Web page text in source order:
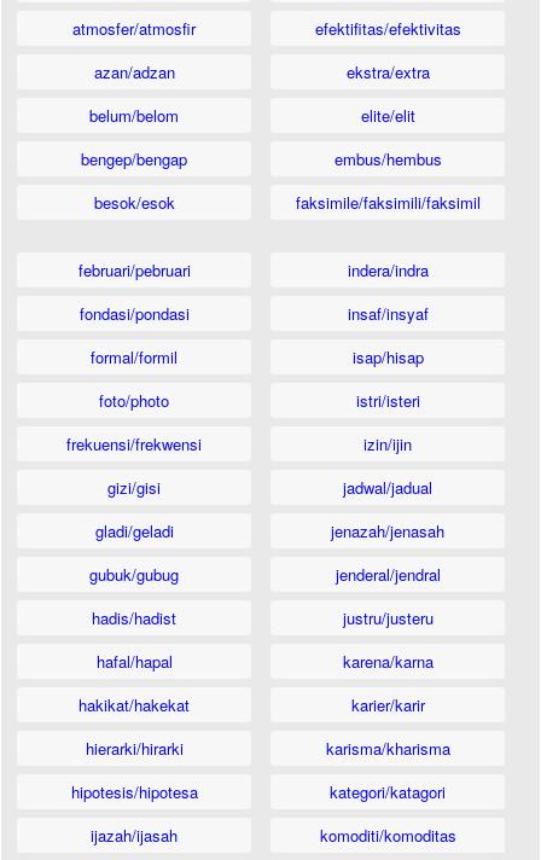
atmosfer/atmosfir
azan/adzan
belum/belom
bengep/bengap
besok/esok
efektifitas/efektivitas
ekstra/extra
elite/elit
embus/hembus
faksimile/faksimili/faksimil
februari/pebruari
fondasi/pondasi
formal/formil
foto/photo
frekuensi/frekwensi
gizi/gisi
gladi/geladi
gubuk/gubug
hadis/hadist
hafal/hapal
hakikat/hakekat
hierarki/hirarki
hipotesis/hipotesa
ijazah/ijasah
indera/indra
insaf/insyaf
isap/hisap
istri/isteri
izin/ijin
jadwal/jadual
jenazah/jenasah
jenderal/jendral
justru/justeru
karena/karna
karier/karir
karisma/kharisma
kategori/katagori
komoditi/komoditas